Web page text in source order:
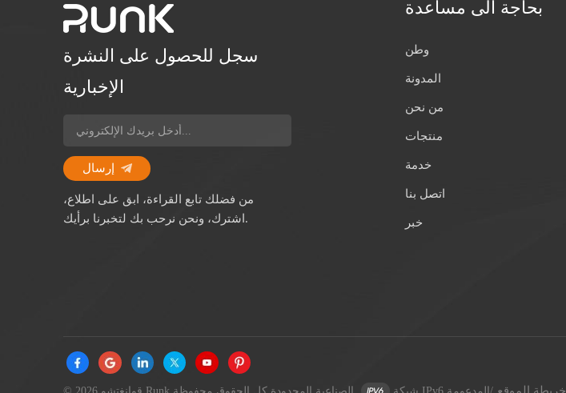
سجل للحصول على النشرة
الإخبارية
إرسال
من فضلك تابع القراءة، ابق على اطلاع،
اشترك، ونحن نرحب بك لتخبرنا برأيك.
بحاجة الى مساعدة
وطن
المدونة
من نحن
منتجات
خدمة
اتصل بنا
خبر